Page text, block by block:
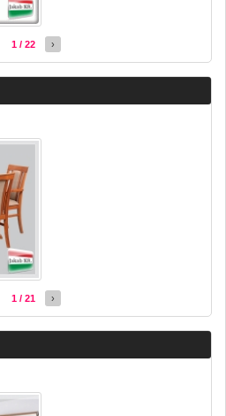
1 / 22 ›
1 / 21 ›